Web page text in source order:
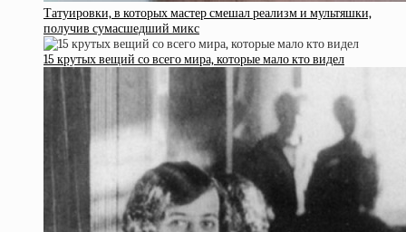
Татуировки, в которых мастер смешал реализм и мультяшки,
получив сумасшедший микс
15 крутых вещий со всего мира, которые мало кто видел